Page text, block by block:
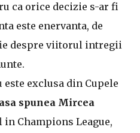
ca orice decizie s-ar fi
este enervanta, de
despre viitorul intregii
exclusa din Cupele
spunea Mircea
Champions League,